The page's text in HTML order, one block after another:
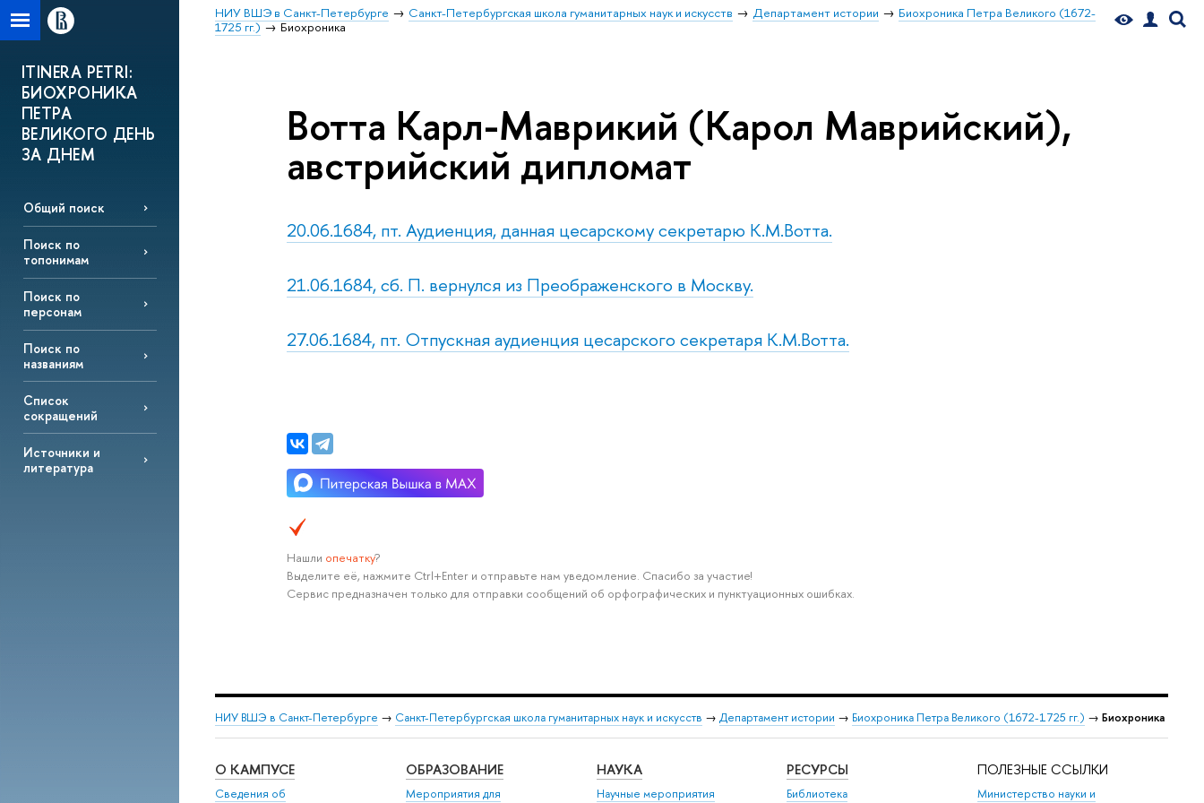
НИУ ВШЭ в Санкт-Петербурге Санкт-Петербургская школа гуманитарных наук и искусств Департамент истории
Биохроника Петра Великого (1672-
1725 гг.)
Биохроника
ITINERA PETRI:
БИОХРОНИКА
ПЕТРА
ВЕЛИКОГО ДЕНЬ
ЗА ДНЕМ
Общий поиск
Поиск по
топонимам
Поиск по
персонам
Поиск по
названиям
Список
сокращений
Источники и
литература
Вотта Карл-Маврикий (Карол Маврийский),
австрийский дипломат
20.06.1684, пт. Аудиенция, данная цесарскому секретарю К.М.Вотта.
21.06.1684, сб. П. вернулся из Преображенского в Москву.
27.06.1684, пт. Отпускная аудиенция цесарского секретаря К.М.Вотта.
Нашли опечатку?
Выделите её, нажмите Ctrl+Enter и отправьте нам уведомление. Спасибо за участие!
Сервис предназначен только для отправки сообщений об орфографических и пунктуационных ошибках.
НИУ ВШЭ в Санкт-Петербурге → Санкт-Петербургская школа гуманитарных наук и искусств → Департамент истории → Биохроника Петра Великого (1672-1725 гг.) → Биохроника
О КАМПУСЕ
Сведения об
ОБРАЗОВАНИЕ
Мероприятия для
НАУКА
Научные мероприятия
РЕСУРСЫ
Библиотека
ПОЛЕЗНЫЕ ССЫЛКИ
Министерство науки и